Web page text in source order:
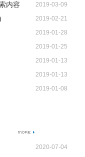
内容 2019-03-09
2019-02-21
2019-01-28
2019-01-25
2019-01-13
2019-01-13
2019-01-08
2020-07-04